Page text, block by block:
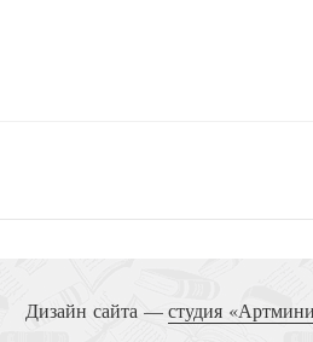
Дизайн сайта —студия